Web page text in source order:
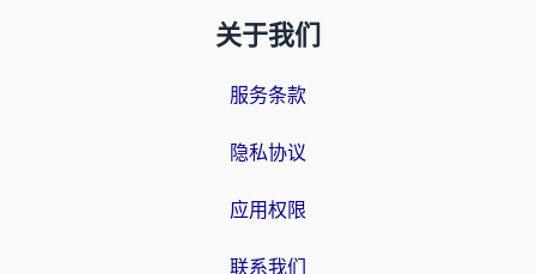
关于我们
服务条款
隐私协议
应用权限
联系我们